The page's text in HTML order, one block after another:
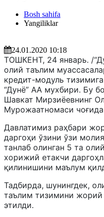
Bosh sahifa
Yangiliklar
24.01.2020 10:18
ТОШКЕНТ, 24 январь. /
олий таълим
кредит-модуль
“Дунё” АА мухбири. Бу
Шавкат Мирзиёевнинг
Мурожаатномаси
Давлатимиз раҳбари
даргоҳи ўзини ўзи
танлаб олинган 5 та
хорижий етакчи
қилинишини маълум
Тадбирда, шунингдек,
таълим тизимини жорий
этилди.